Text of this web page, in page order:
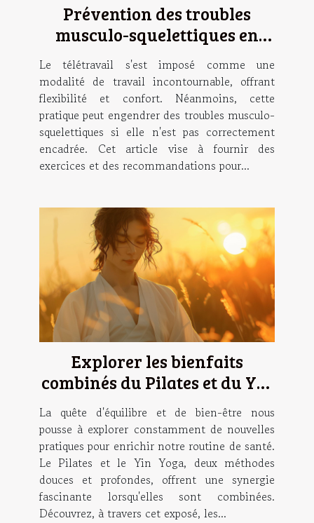
Prévention des troubles
musculo-squelettiques en
télétravail exercices et
recommandations
Le télétravail s'est imposé comme une
modalité de travail incontournable, offrant
flexibilité et confort. Néanmoins, cette
pratique peut engendrer des troubles musculo-
squelettiques si elle n'est pas correctement
encadrée. Cet article vise à fournir des
exercices et des recommandations pour...
Explorer les bienfaits
combinés du Pilates et du Yin
Yoga
La quête d'équilibre et de bien-être nous
pousse à explorer constamment de nouvelles
pratiques pour enrichir notre routine de santé.
Le Pilates et le Yin Yoga, deux méthodes
douces et profondes, offrent une synergie
fascinante lorsqu'elles sont combinées.
Découvrez, à travers cet exposé, les...